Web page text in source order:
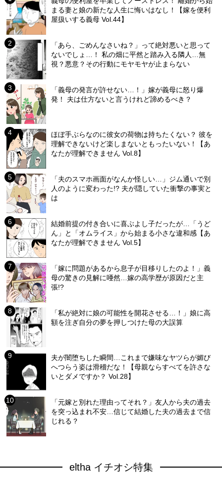
まる妻と娘の新たな人生に悔いはなし！【嫁を便利
屋扱いする義母 Vol.44】
「あら、ごめんなさいね？」って絶対悪いと思って
ないでしょ…！ 私の畑に平然と踏み入る隣人…無
視？悪意？その行動にモヤモヤが止まらない
「義母の発言が許せない…！」嫁が義母に怒り爆
発！ 夫は仕方ないと言うけれど諦めるべき？
ほぼ手ぶらなのに彼女の荷物は持ちたくない？ 彼を
理解できないけど楽しまないともったいない！【あ
なたが理解できません Vol.8】
「夫のスマホ画面がなんか怪しい…」ジム通いで別
人のように変わった!? 夫が隠していた衝撃の事実と
は
結婚前提の付き合いに喜ぶよし子だったが…「うど
ん」と「オムライス」から始まる小さな違和感【あ
なたが理解できません Vol.5】
「嫁に問題があるから息子が目移りしたのよ！」義
母の驚きの見解に唖然…嫁の高学歴が原因だと主
張!?
「私が絶対に娘の可能性を開花させる…！」娘に高
額を注ぎ自分の夢を押しつけた母の大誤算
夫が闇堕ちした瞬間…これまで嫌味なヤツらが媚び
へつらう姿は滑稽だな！【母親ならすべてを許さな
いとダメですか？ Vol.28】
「元嫁と別れた理由ってそれ？」友人から夫の過去
を突っ込まれ不安…信じて結婚した夫の過去まで信
じれる？
eltha イチオシ特集